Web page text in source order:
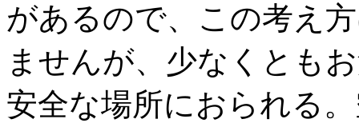
があるので、この考え
ませんが、少なくとも
安全な場所におられる